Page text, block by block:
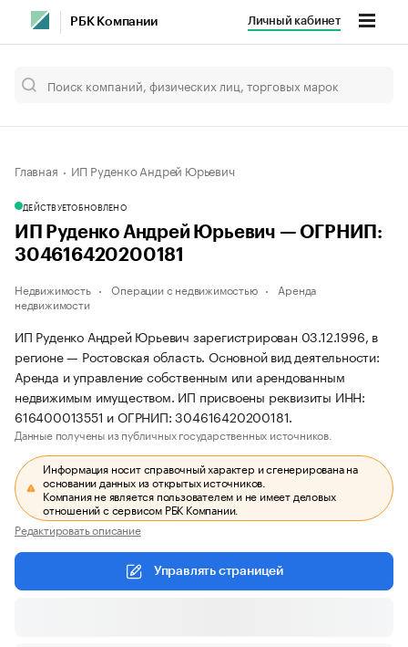
РБК Компании Личный кабинет
Главная ИП Руденко Андрей Юрьевич
ДЕЙСТВУЕТОБНОВЛЕНО
ИП Руденко Андрей Юрьевич — ОГРНИП:
304616420200181
Недвижимость Операции с недвижимостью
Аренда
недвижимости
ИП Руденко Андрей Юрьевич зарегистрирован 03.12.1996, в
регионе — Ростовская область. Основной вид деятельности:
Аренда и управление собственным или арендованным
недвижимым имуществом. ИП присвоены реквизиты ИНН:
616400013551 и ОГРНИП: 304616420200181.
Данные получены из публичных государственных источников.
Информация носит справочный характер и сгенерирована на
основании данных из открытых источников.
Компания не является пользователем и не имеет деловых
отношений с сервисом РБК Компании.
Редактировать описание
Управлять страницей